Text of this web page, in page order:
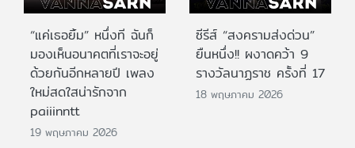
“แค่เธอยิ้ม” หนึ่งที ฉันก็
มองเห็นอนาคตที่เราจะอยู่
ด้วยกันอีกหลายปี เพลง
ใหม่สดใสน่ารักจาก
paiiinntt
19 พฤษภาคม 2026
ซีรีส์ “สงครามส่งด่วน”
ยืนหนึ่ง!! ผงาดคว้า 9
รางวัลนาฏราช ครั้งที่ 17
18 พฤษภาคม 2026